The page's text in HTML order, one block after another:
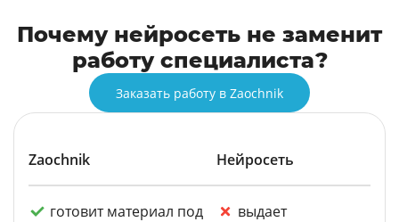
Почему нейросеть не заменит
работу специалиста?
Заказать работу в Zaochnik
Zaochnik Нейросеть
готовит материал под
выдает